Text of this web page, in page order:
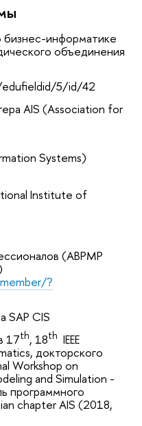
информатике
объединения
5/id/42
AIS (Association for
Systems)
Institute of
(ABPMP
?
SAP CIS
17th, 18th IEEE
докторского
Workshop on
and Simulation -
программного
chapter AIS (2018,